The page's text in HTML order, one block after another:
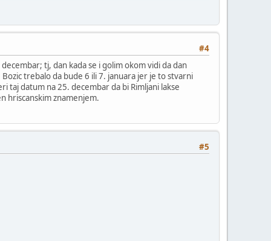
#4
tj, dan kada se i golim okom vidi da dan
trebalo da bude 6 ili 7. januara jer je to stvarni
taj datum na 25. decembar da bi Rimljani lakse
hriscanskim znamenjem.
#5